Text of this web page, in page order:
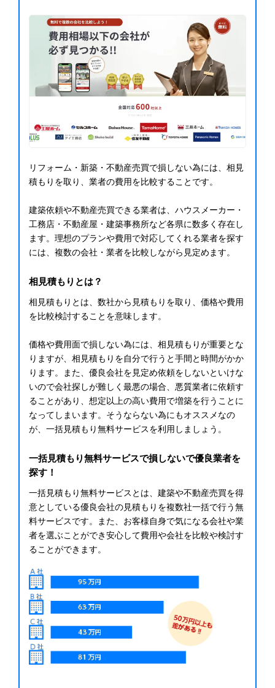
リフォーム・新築・不動産売買で損しない為には、相見
積もりを取り、業者の費用を比較することです。
建築依頼や不動産売買できる業者は、ハウスメーカー・
工務店・不動産屋・建築事務所など各県に数多く存在し
ます。理想のプランや費用で対応してくれる業者を探す
には、複数の会社・業者を比較しながら見定めます。
相見積もりとは？
相見積もりとは、数社から見積もりを取り、価格や費用
を比較検討することを意味します。
価格や費用面で損しない為には、相見積もりが重要とな
りますが、相見積もりを自分で行うと手間と時間がかか
ります。また、優良会社を見定め依頼をしないといけな
いので会社探しが難しく最悪の場合、悪質業者に依頼す
ることがあり、想定以上の高い費用で増築を行うことに
なってしまいます。そうならない為にもオススメなの
が、一括見積もり無料サービスを利用しましょう。
一括見積もり無料サービスで損しないで優良業者を
探す！
一括見積もり無料サービスとは、建築や不動産売買を得
意としている優良会社の見積もりを複数社一括で行う無
料サービスです。また、お客様自身で気になる会社や業
者を選ぶことができ安心して費用や会社を比較や検討す
ることができます。